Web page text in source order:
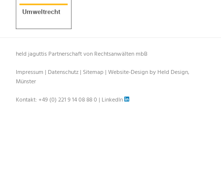
held jaguttis Partnerschaft von Rechtsanwälten mbB
Impressum | Datenschutz | Sitemap | Website-Design by Held Design,
Münster
Kontakt: +49 (0) 221 9 14 08 88 0 | LinkedIn